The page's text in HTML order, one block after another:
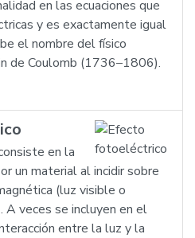
en las ecuaciones que
y es exactamente igual
el nombre del físico
de Coulomb (1736–1806).
en la
un material al incidir sobre
(luz visible o
veces se incluyen en el
entre la luz y la